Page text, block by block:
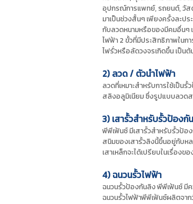
อุปกรณ์การแพทย์, รถยนต์, วัส
มาเป็นช่วงสั้นๆ เพียงครั้งละป
กับลวดหนามหรือของมีคมอื่นๆ
ไฟฟ้า 2 ขั้วที่มีประสิทธิภาพใน
ไฟรั่วหรือลัดวงจรเกิดขึ้น เป็นต้
2) ลวด / ตัวนำไฟฟ้า
ลวดที่เหมาะสำหรับการใช้เป็
สลิงอลูมิเนียม ซึ่งรูปแบบลวด
3) เสารั้วสำหรับรั้วป้องกั
พีพีเฟ้นซ์ มีเสารั้วสำหรับรั้วป้อ
สนิมของเสารั้วลิงนี้ขึ้นอยู่กับหล
เสาเหล็กจะได้เปรียบในเรื่อง
4) ฉนวนรั้วไฟฟ้า
ฉนวนรั้วป้องกันลิง พีพีเฟ้นซ์ มี
ฉนวนรั้วไฟฟ้าพีพีเฟ้นซ์ผลิตจา